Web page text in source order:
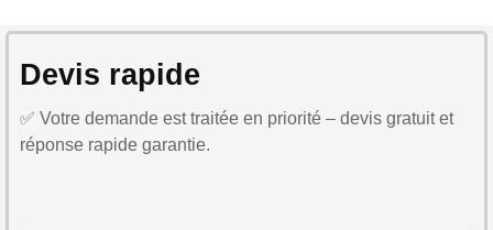
Devis rapide
✅ Votre demande est traitée en priorité – devis gratuit et
réponse rapide garantie.